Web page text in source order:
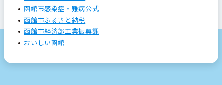
函館市感染症・難病公式
函館市ふるさと納税
函館市経済部工業振興課
おいしい函館